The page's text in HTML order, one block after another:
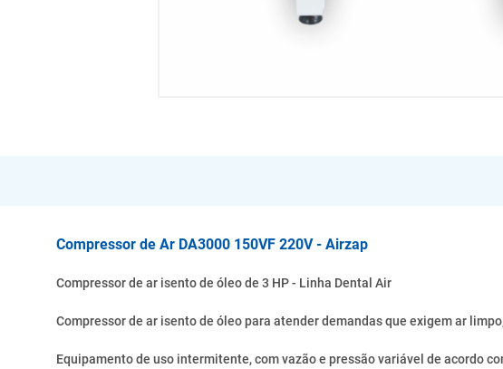
Compressor de Ar DA3000 150VF 220V - Airzap
Compressor de ar isento de óleo de 3 HP - Linha Dental Air
Compressor de ar isento de óleo para atender demandas que exigem ar
Equipamento de uso intermitente, com vazão e pressão variável de acordo